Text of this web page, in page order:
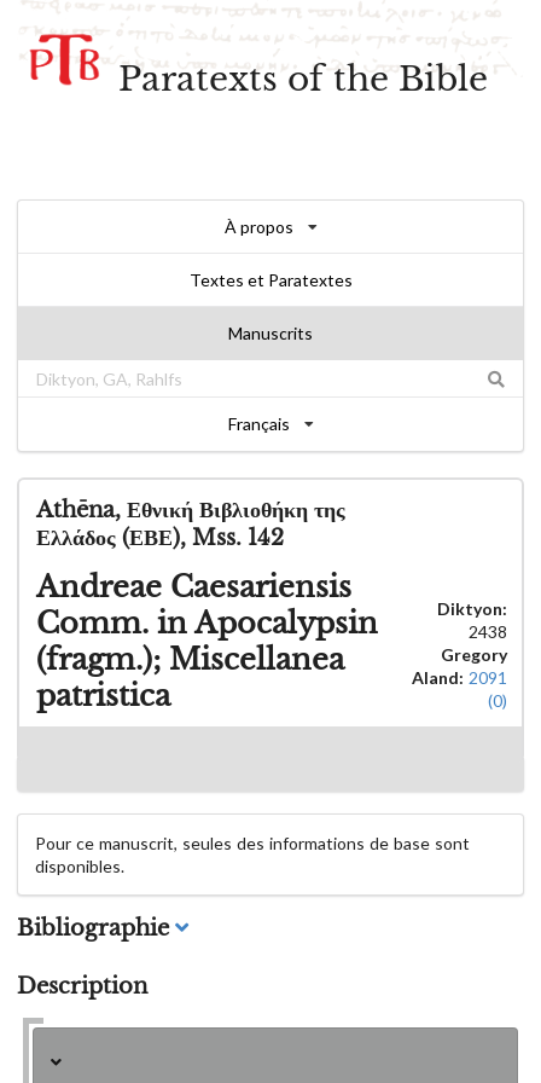
Paratexts of the Bible
À propos
Textes et Paratextes
Manuscrits
Français
Athēna, Εθνική Βιβλιοθήκη της
Ελλάδος (ΕΒΕ), Mss. 142
Andreae Caesariensis
Comm. in Apocalypsin
(fragm.); Miscellanea
patristica
Diktyon:
2438
Gregory
Aland: 2091
(0)
Pour ce manuscrit, seules des informations de base sont
disponibles.
Bibliographie
Description